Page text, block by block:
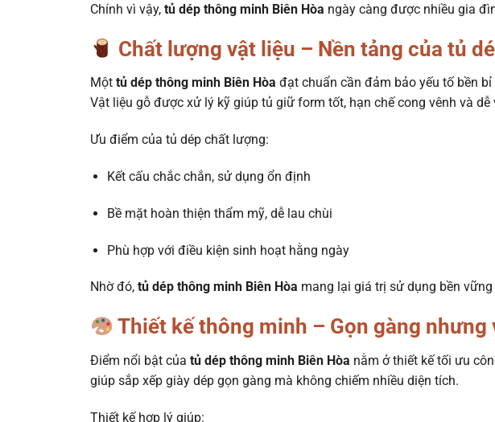
Chính vì vậy, tủ dép thông minh Biên Hòa ngày càng được nhiều gia
Chất lượng vật liệu – Nền tảng của tủ
Một tủ dép thông minh Biên Hòa đạt chuẩn cần đảm bảo yếu tố bền
Vật liệu gỗ được xử lý kỹ giúp tủ giữ form tốt, hạn chế cong vênh và dễ
Ưu điểm của tủ dép chất lượng:
Kết cấu chắc chắn, sử dụng ổn định
Bề mặt hoàn thiện thẩm mỹ, dễ lau chùi
Phù hợp với điều kiện sinh hoạt hằng ngày
Nhờ đó, tủ dép thông minh Biên Hòa mang lại giá trị sử dụng bền
Thiết kế thông minh – Gọn gàng nhưng
Điểm nổi bật của tủ dép thông minh Biên Hòa nằm ở thiết kế tối ưu
giúp sắp xếp giày dép gọn gàng mà không chiếm nhiều diện tích.
Thiết kế hợp lý giúp: